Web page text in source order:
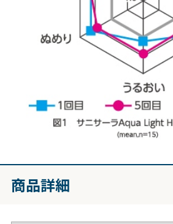
商品詳細